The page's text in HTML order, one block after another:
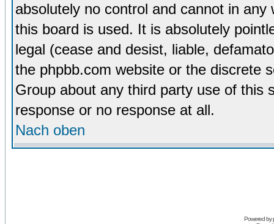
absolutely no control and cannot in
this board is used. It is absolutely
legal (cease and desist, liable,
the phpbb.com website or the discrete
Group about any third party use of this
response or no response at all.
Nach oben
Powered by